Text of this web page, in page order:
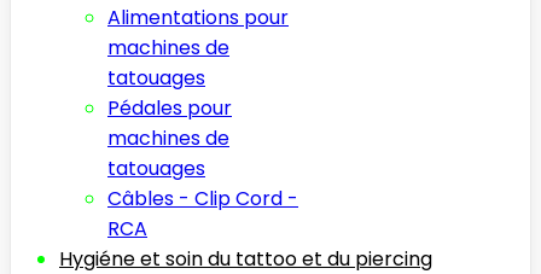
Alimentations pour
machines de
tatouages
Pédales pour
machines de
tatouages
Câbles - Clip Cord -
RCA
Hygiéne et soin du tattoo et du piercing